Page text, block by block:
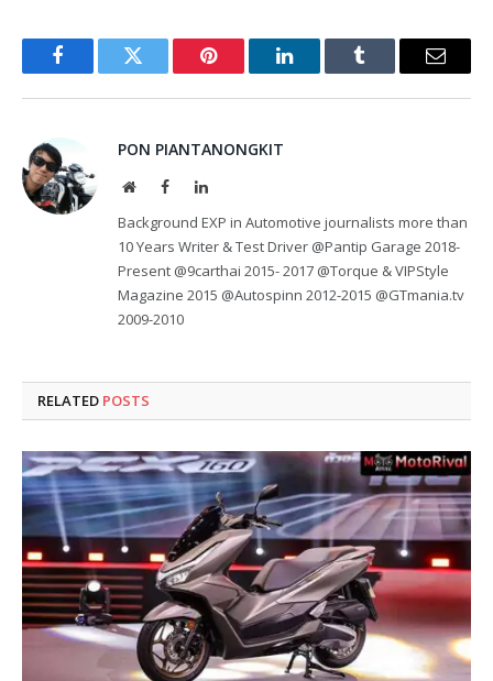
FacebookTwitter Pinterest LinkedInTumblr Email
PON PIANTANONGKIT
WebsiteFacebookLinkedIn
Background EXP in Automotive journalists more than
10 Years Writer & Test Driver @Pantip Garage 2018-
Present @9carthai 2015- 2017 @Torque & VIPStyle
Magazine 2015 @Autospinn 2012-2015 @GTmania.tv
2009-2010
RELATED POSTS